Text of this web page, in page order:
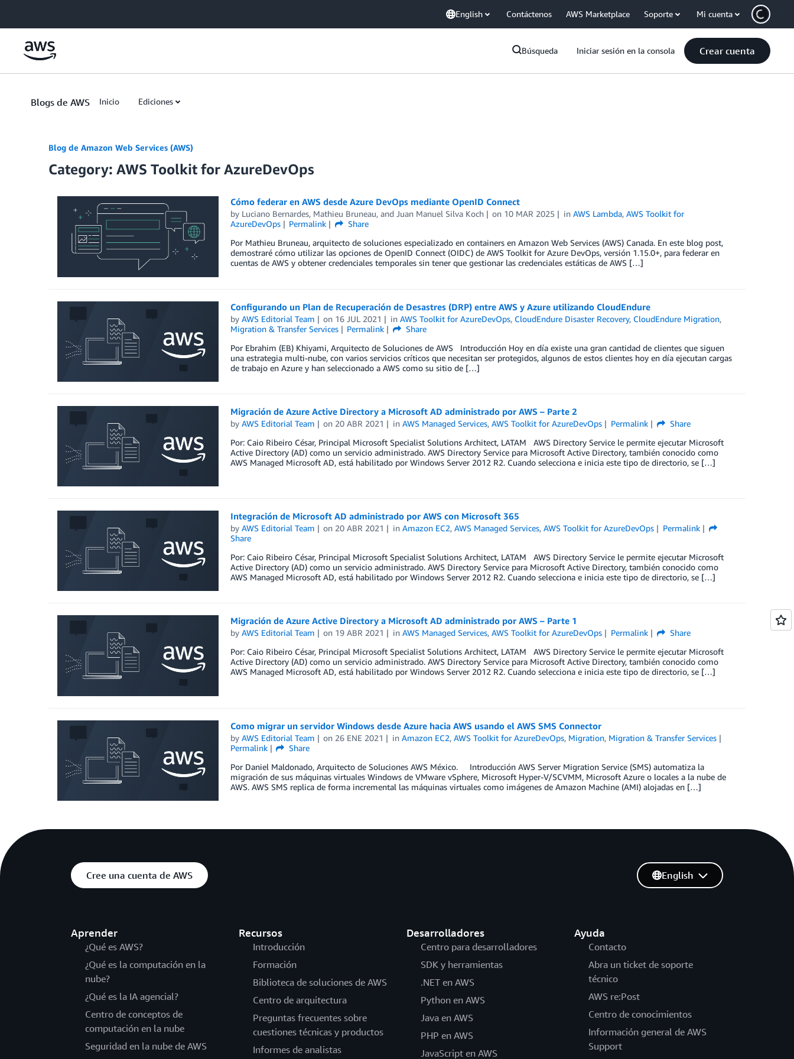
English Contáctenos AWS Marketplace Soporte Mi cuenta
Búsqueda Iniciar sesión en la consola Crear cuenta
Blogs de AWS Inicio Ediciones
Blog de Amazon Web Services (AWS)
Category: AWS Toolkit for AzureDevOps
Cómo federar en AWS desde Azure DevOps mediante OpenID Connect
by Luciano Bernardes, Mathieu Bruneau, and Juan Manuel Silva Koch on 10 MAR 2025 inAWS Lambda,AWS Toolkit for
AzureDevOps
Permalink
Share
Por Mathieu Bruneau, arquitecto de soluciones especializado en containers en Amazon Web Services (AWS) Canada. En este blog post,
demostraré cómo utilizar las opciones de OpenID Connect (OIDC) de AWS Toolkit for Azure DevOps, versión 1.15.0+, para federar en
cuentas de AWS y obtener credenciales temporales sin tener que gestionar las credenciales estáticas de AWS […]
Configurando un Plan de Recuperación de Desastres (DRP) entre AWS y Azure utilizando CloudEndure
by AWS Editorial Team on 16 JUL 2021 inAWS Toolkit for AzureDevOps, CloudEndure Disaster Recovery, CloudEndure Migration,
Migration & Transfer Services
Permalink
Share
Por Ebrahim (EB) Khiyami, Arquitecto de Soluciones de AWS Introducción Hoy en día existe una gran cantidad de clientes que siguen
una estrategia multi-nube, con varios servicios críticos que necesitan ser protegidos, algunos de estos clientes hoy en día ejecutan cargas
de trabajo en Azure y han seleccionado a AWS como su sitio de […]
Migración de Azure Active Directory a Microsoft AD administrado por AWS – Parte 2
by AWS Editorial Team on 20 ABR 2021 inAWS Managed Services,AWS Toolkit for AzureDevOps Permalink
Share
Por: Caio Ribeiro César, Principal Microsoft Specialist Solutions Architect, LATAM AWS Directory Service le permite ejecutar Microsoft
Active Directory (AD) como un servicio administrado. AWS Directory Service para Microsoft Active Directory, también conocido como
AWS Managed Microsoft AD, está habilitado por Windows Server 2012 R2. Cuando selecciona e inicia este tipo de directorio, se […]
Integración de Microsoft AD administrado por AWS con Microsoft 365
by AWS Editorial Team on 20 ABR 2021 inAmazon EC2,AWS Managed Services,AWS Toolkit for AzureDevOps
Permalink
Share
Por: Caio Ribeiro César, Principal Microsoft Specialist Solutions Architect, LATAM AWS Directory Service le permite ejecutar Microsoft
Active Directory (AD) como un servicio administrado. AWS Directory Service para Microsoft Active Directory, también conocido como
AWS Managed Microsoft AD, está habilitado por Windows Server 2012 R2. Cuando selecciona e inicia este tipo de directorio, se […]
Migración de Azure Active Directory a Microsoft AD administrado por AWS – Parte 1
by AWS Editorial Team on 19 ABR 2021 inAWS Managed Services,AWS Toolkit for AzureDevOps Permalink
Share
Por: Caio Ribeiro César, Principal Microsoft Specialist Solutions Architect, LATAM AWS Directory Service le permite ejecutar Microsoft
Active Directory (AD) como un servicio administrado. AWS Directory Service para Microsoft Active Directory, también conocido como
AWS Managed Microsoft AD, está habilitado por Windows Server 2012 R2. Cuando selecciona e inicia este tipo de directorio, se […]
Como migrar un servidor Windows desde Azure hacia AWS usando el AWS SMS Connector
by AWS Editorial Team on 26 ENE 2021 inAmazon EC2,AWS Toolkit for AzureDevOps, Migration, Migration & Transfer Services
Permalink
Share
Por Daniel Maldonado, Arquitecto de Soluciones AWS México. Introducción AWS Server Migration Service (SMS) automatiza la
migración de sus máquinas virtuales Windows de VMware vSphere, Microsoft Hyper-V/SCVMM, Microsoft Azure o locales a la nube de
AWS. AWS SMS replica de forma incremental las máquinas virtuales como imágenes de Amazon Machine (AMI) alojadas en […]
Cree una cuenta de AWS
Aprender
¿Qué es AWS?
¿Qué es la computación en la
nube?
¿Qué es la IA agencial?
Centro de conceptos de
computación en la nube
Seguridad en la nube de AWS
Recursos
Introducción
Formación
Biblioteca de soluciones de AWS
Centro de arquitectura
Preguntas frecuentes sobre
cuestiones técnicas y productos
Informes de analistas
Desarrolladores
Centro para desarrolladores
SDK y herramientas
.NET en AWS
Python en AWS
Java en AWS
PHP en AWS
JavaScript en AWS
Ayuda
Contacto
Abra un ticket de soporte
técnico
AWS re:Post
Centro de conocimientos
Información general de AWS
Support
English